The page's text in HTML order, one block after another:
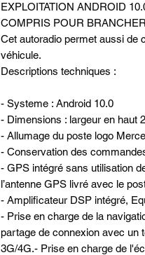
EXPLOITATION ANDROID
COMPRIS POUR
Cet autoradio permet aussi de
véhicule.
Descriptions techniques :
- Systeme : Android 10.0
- Dimensions : largeur en haut
- Allumage du poste logo
- Conservation des
- GPS intégré sans utilisation
l’antenne GPS livré avec le
- Amplificateur DSP intégré,
- Prise en charge de la
partage de connexion avec un
3G/4G.- Prise en charge de